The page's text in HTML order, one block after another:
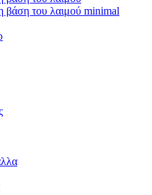
βάση του λαιμού minimal